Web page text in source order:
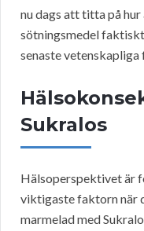
nu dags att titta på
sötningsmedel
senaste vetenskapliga
Sukralos
Hälsoperspektivet är
viktigaste faktorn när
marmelad med